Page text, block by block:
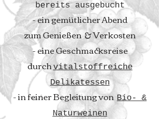
bereits ausgebucht
- ein gemütlicher Abend
zum Genießen & Verkosten
- eine Geschmacksreise
durchvitalstoffreiche
Delikatessen
- in feiner Begleitungvon Bio- &
Naturweinen